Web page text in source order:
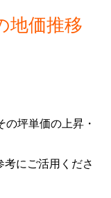
地価推移
坪単価の上昇・
にご活用くださ